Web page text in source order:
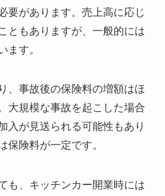
要があります。売上高に応じ
ともありますが、一般的には
ます。
、事故後の保険料の増額はほ
大規模な事故を起こした場合
入が見送られる可能性もあり
保険料が一定です。
も、キッチンカー開業時には